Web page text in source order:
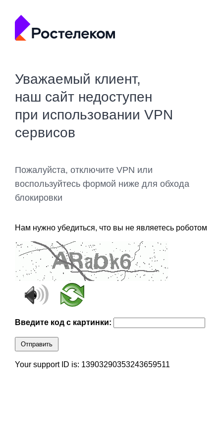
Уважаемый клиент,
наш сайт недоступен
при использовании VPN
сервисов
Пожалуйста, отключите VPN или
воспользуйтесь формой ниже для обхода
блокировки
Нам нужно убедиться, что вы не являетесь роботом
Введите код с картинки:
Отправить
Your support ID is: 13903290353243659511